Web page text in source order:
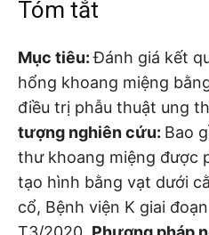
Tóm tắt
Mục tiêu:Đánh giá kết
hổng khoang miệng
điều trị phẫu thuật ung
tượng nghiên cứu: Bao
thư khoang miệng được
tạo hình bằng vạt dưới
cổ, Bệnh viện K giai